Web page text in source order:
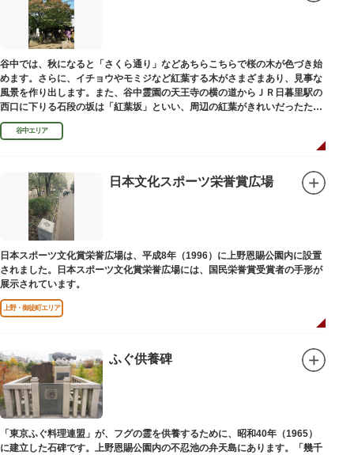
谷中では、秋になると「さくら通り」などあちらこちらで桜の木が色づき始
めます。さらに、イチョウやモミジなど紅葉する木がさまざまあり、見事な
風景を作り出します。また、谷中霊園の天王寺の横の道からＪＲ日暮里駅の
西口に下りる石段の坂は「紅葉坂」といい、周辺の紅葉がきれいだったため
このように命名されたという説があります。
谷中エリア
日本文化スポーツ栄誉賞広場
日本スポーツ文化賞栄誉広場は、平成8年（1996）に上野恩賜公園内に設置
されました。日本スポーツ文化賞栄誉広場には、国民栄誉賞受賞者の手形が
展示されています。
上野・御徒町エリア
ふぐ供養碑
「東京ふぐ料理連盟」が、フグの霊を供養するために、昭和40年（1965）
に建立した石碑です。上野恩賜公園内の不忍池の弁天島にあります。「幾千